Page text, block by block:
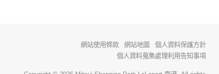
網站使用條款 網站地圖
個人資料保護方針
個人資料蒐集處理利用告知事項